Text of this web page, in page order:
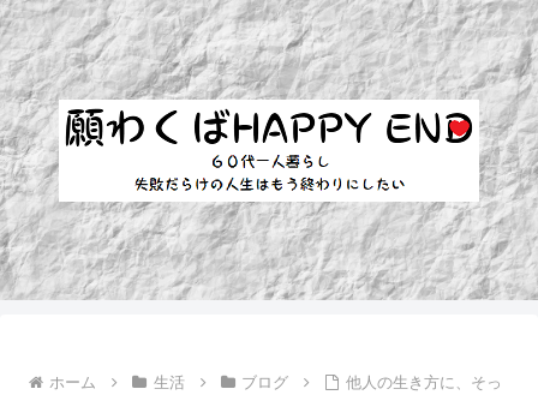
ホーム 生活 ブログ
他人の生き方に、そっ